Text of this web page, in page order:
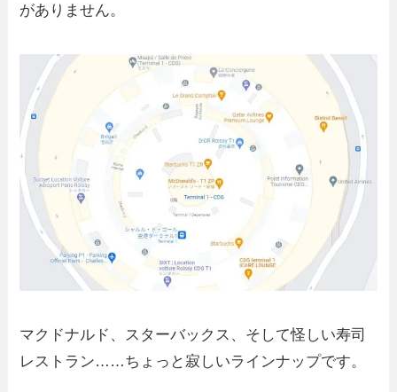
がありません。
マクドナルド、スターバックス、そして怪しい寿司
レストラン……ちょっと寂しいラインナップです。